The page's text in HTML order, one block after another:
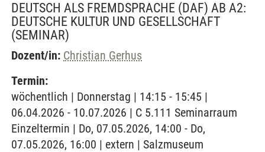
DEUTSCH ALS FREMDSPRACHE (DAF) AB A2:
DEUTSCHE KULTUR UND GESELLSCHAFT
(SEMINAR)
Dozent/in: Christian Gerhus
Termin:
wöchentlich | Donnerstag | 14:15 - 15:45 |
06.04.2026 - 10.07.2026 | C 5.111 Seminarraum
Einzeltermin | Do, 07.05.2026, 14:00 - Do,
07.05.2026, 16:00 | extern | Salzmuseum